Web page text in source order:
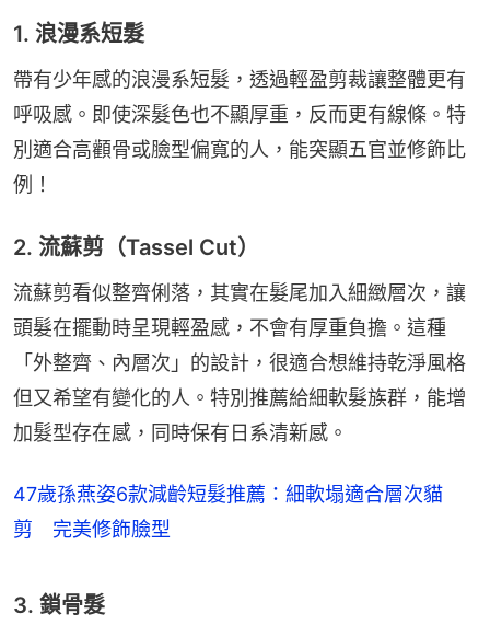
1. 浪漫系短髮
帶有少年感的浪漫系短髮，透過輕盈剪裁讓整體更有
呼吸感。即使深髮色也不顯厚重，反而更有線條。特
別適合高顴骨或臉型偏寬的人，能突顯五官並修飾比
例！
2. 流蘇剪（Tassel Cut）
流蘇剪看似整齊俐落，其實在髮尾加入細緻層次，讓
頭髮在擺動時呈現輕盈感，不會有厚重負擔。這種
「外整齊、內層次」的設計，很適合想維持乾淨風格
但又希望有變化的人。特別推薦給細軟髮族群，能增
加髮型存在感，同時保有日系清新感。
47歲孫燕姿6款減齡短髮推薦：細軟塌適合層次貓
剪 完美修飾臉型
3. 鎖骨髮